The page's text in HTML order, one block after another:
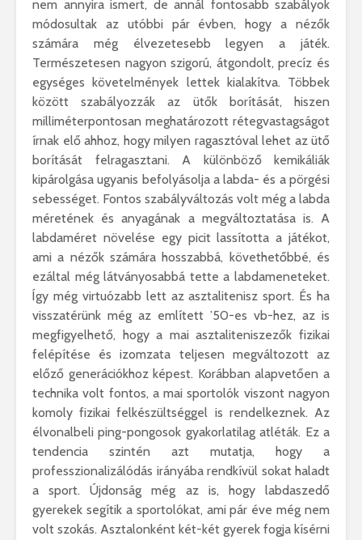
nem annyira ismert, de annál fontosabb szabályok
módosultak az utóbbi pár évben, hogy a nézők
számára még élvezetesebb legyen a játék.
Természetesen nagyon szigorú, átgondolt, precíz és
egységes követelmények lettek kialakítva. Többek
között szabályozzák az ütők borítását, hiszen
milliméterpontosan meghatározott rétegvastagságot
írnak elő ahhoz, hogy milyen ragasztóval lehet az ütő
borítását felragasztani. A különböző kemikáliák
kipárolgása ugyanis befolyásolja a labda- és a pörgési
sebességet. Fontos szabályváltozás volt még a labda
méretének és anyagának a megváltoztatása is. A
labdaméret növelése egy picit lassította a játékot,
ami a nézők számára hosszabbá, követhetőbbé, és
ezáltal még látványosabbá tette a labdameneteket.
Így még virtuózabb lett az asztalitenisz sport. És ha
visszatérünk még az említett ’50-es vb-hez, az is
megfigyelhető, hogy a mai asztaliteniszezők fizikai
felépítése és izomzata teljesen megváltozott az
előző generációkhoz képest. Korábban alapvetően a
technika volt fontos, a mai sportolók viszont nagyon
komoly fizikai felkészültséggel is rendelkeznek. Az
élvonalbeli ping-pongosok gyakorlatilag atléták. Ez a
tendencia szintén azt mutatja, hogy a
professzionalizálódás irányába rendkívül sokat haladt
a sport. Újdonság még az is, hogy labdaszedő
gyerekek segítik a sportolókat, ami pár éve még nem
volt szokás. Asztalonként két-két gyerek fogja kísérni